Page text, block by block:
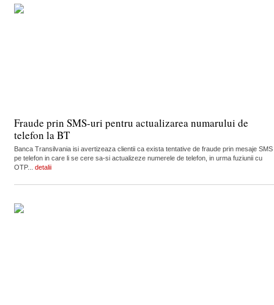
Fraude prin SMS-uri pentru actualizarea numarului de
telefon la BT
Banca Transilvania isi avertizeaza clientii ca exista tentative de fraude prin mesaje SMS
pe telefon in care li se cere sa-si actualizeze numerele de telefon, in urma fuziunii cu
OTP... detalii